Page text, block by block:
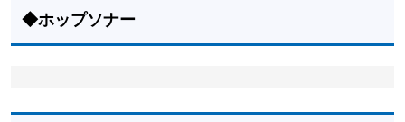
◆ホップソナー